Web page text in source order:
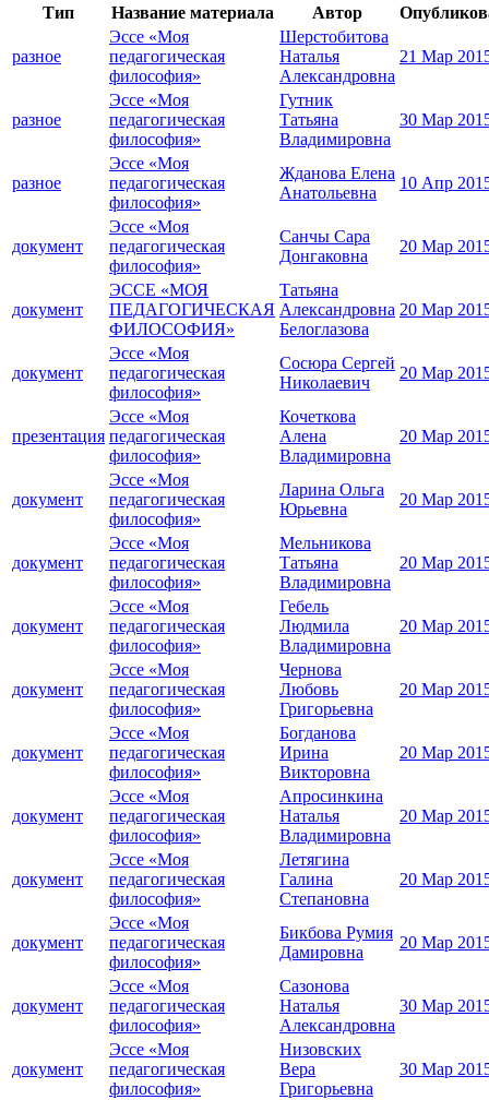
Тип Название материала Автор
разное
Эссе «Моя
педагогическая
философия»
Шерстобитова
Наталья
Александровна
21 Мар
разное
Эссе «Моя
педагогическая
философия»
Гутник
Татьяна
Владимировна
30 Мар
разное
Эссе «Моя
педагогическая
философия»
Жданова Елена
Анатольевна
10 Апр
документ
Эссе «Моя
педагогическая
философия»
Санчы Сара
Донгаковна
20 Мар
документ
ЭССЕ «МОЯ
ПЕДАГОГИЧЕСКАЯ
ФИЛОСОФИЯ»
Татьяна
Александровна
Белоглазова
20 Мар
документ
Эссе «Моя
педагогическая
философия»
Сосюра Сергей
Николаевич
20 Мар
презентация
Эссе «Моя
педагогическая
философия»
Кочеткова
Алена
Владимировна
20 Мар
документ
Эссе «Моя
педагогическая
философия»
Ларина Ольга
Юрьевна
20 Мар
документ
Эссе «Моя
педагогическая
философия»
Мельникова
Татьяна
Владимировна
20 Мар
документ
Эссе «Моя
педагогическая
философия»
Гебель
Людмила
Владимировна
20 Мар
документ
Эссе «Моя
педагогическая
философия»
Чернова
Любовь
Григорьевна
20 Мар
документ
Эссе «Моя
педагогическая
философия»
Богданова
Ирина
Викторовна
20 Мар
документ
Эссе «Моя
педагогическая
философия»
Апросинкина
Наталья
Владимировна
20 Мар
документ
Эссе «Моя
педагогическая
философия»
Летягина
Галина
Степановна
20 Мар
документ
Эссе «Моя
педагогическая
философия»
Бикбова Румия
Дамировна
20 Мар
документ
Эссе «Моя
педагогическая
философия»
Сазонова
Наталья
Александровна
30 Мар
документ
Эссе «Моя
педагогическая
философия»
Низовских
Вера
Григорьевна
30 Мар